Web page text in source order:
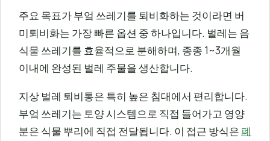
주요 목표가 부엌 쓰레기를 퇴비화하는 것이라면 버
미퇴비화는 가장 빠른 옵션 중 하나입니다. 벌레는 음
식물 쓰레기를 효율적으로 분해하며, 종종 1~3개월
이내에 완성된 벌레 주물을 생산합니다.
지상 벌레 퇴비통은 특히 높은 침대에서 편리합니다.
부엌 쓰레기는 토양 시스템으로 직접 들어가고 영양
분은 식물 뿌리에 직접 전달됩니다. 이 접근 방식은폐